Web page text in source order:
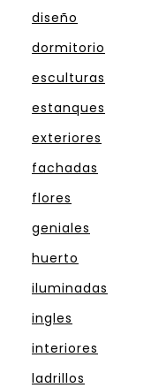
diseño
dormitorio
esculturas
estanques
exteriores
fachadas
flores
geniales
huerto
iluminadas
ingles
interiores
ladrillos